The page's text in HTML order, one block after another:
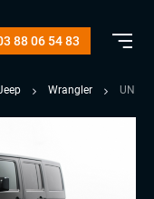
88 06 54 83
Wrangler